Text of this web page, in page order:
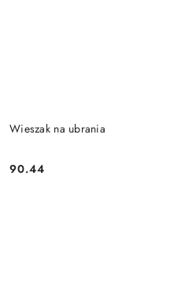
Wieszak na ubrania
Cena:
90.44